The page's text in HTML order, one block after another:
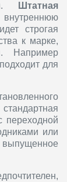
Штатная
строгая
к марке,
Например
для
переходной
или